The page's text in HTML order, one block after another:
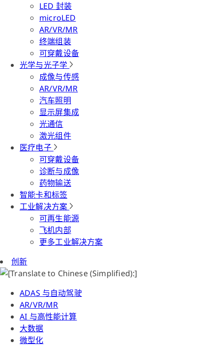
LED 封装
microLED
AR/VR/MR
终端组装
可穿戴设备
光学与光子学
成像与传感
AR/VR/MR
汽车照明
显示屏集成
光通信
激光组件
医疗电子
可穿戴设备
诊断与成像
药物输送
智能卡和标签
工业解决方案
可再生能源
飞机内部
更多工业解决方案
创新
ADAS 与自动驾驶
AR/VR/MR
AI 与高性能计算
大数据
微型化